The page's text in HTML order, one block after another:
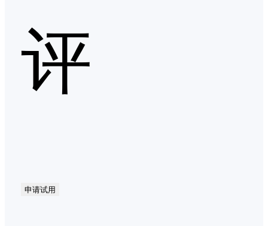
评
申请试用